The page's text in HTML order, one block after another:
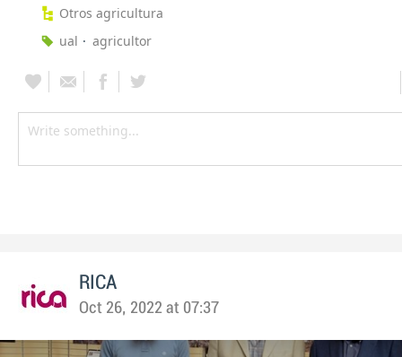
Otros agricultura
ual
agricultor
RICA
Oct 26, 2022 at 07:37